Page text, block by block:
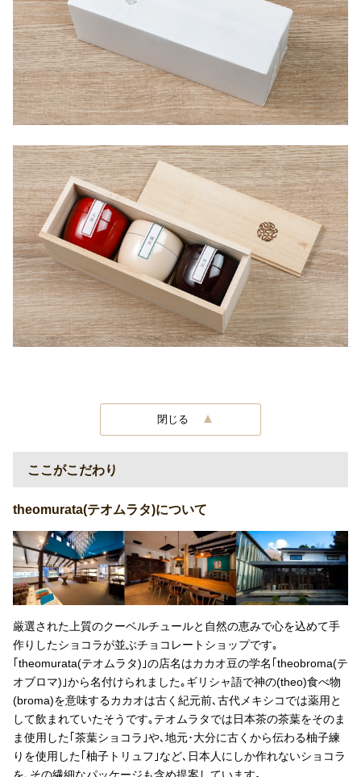
閉じる
ここがこだわり
theomurata(テオムラタ)について
厳選された上質のクーベルチュールと自然の恵みで心を込めて手
作りしたショコラが並ぶチョコレートショップです｡
｢theomurata(テオムラタ)｣の店名はカカオ豆の学名｢theobroma(テ
オブロマ)｣から名付けられました｡ギリシャ語で神の(theo)食べ物
(broma)を意味するカカオは古く紀元前､古代メキシコでは薬用と
して飲まれていたそうです｡テオムラタでは日本茶の茶葉をそのま
ま使用した｢茶葉ショコラ｣や､地元･大分に古くから伝わる柚子練
りを使用した｢柚子トリュフ｣など､日本人にしか作れないショコラ